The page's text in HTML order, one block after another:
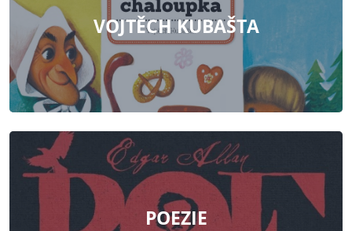
VOJTĚCH KUBAŠTA
POEZIE